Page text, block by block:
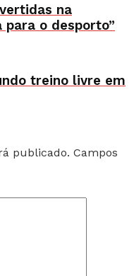
na
para o desporto”
treino livre em
publicado. Campos